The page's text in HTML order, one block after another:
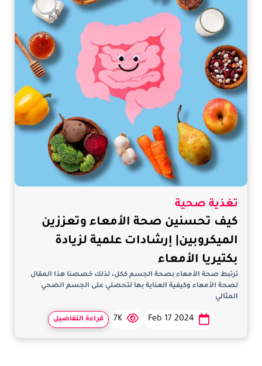
تغذية صحية
كيف تحسنين صحة الأمعاء وتعززين
الميكروبين| إرشادات علمية لزيادة
بكتيريا الأمعاء
ترتبط صحة الأمعاء بصحة الجسم ككل، لذلك خصصنا هذا المقال
لصحة الأمعاء وكيفية العناية بها لتحصلي على الجسم الصحي
المثالي
Feb 17 2024
7K قراءة التفاصيل